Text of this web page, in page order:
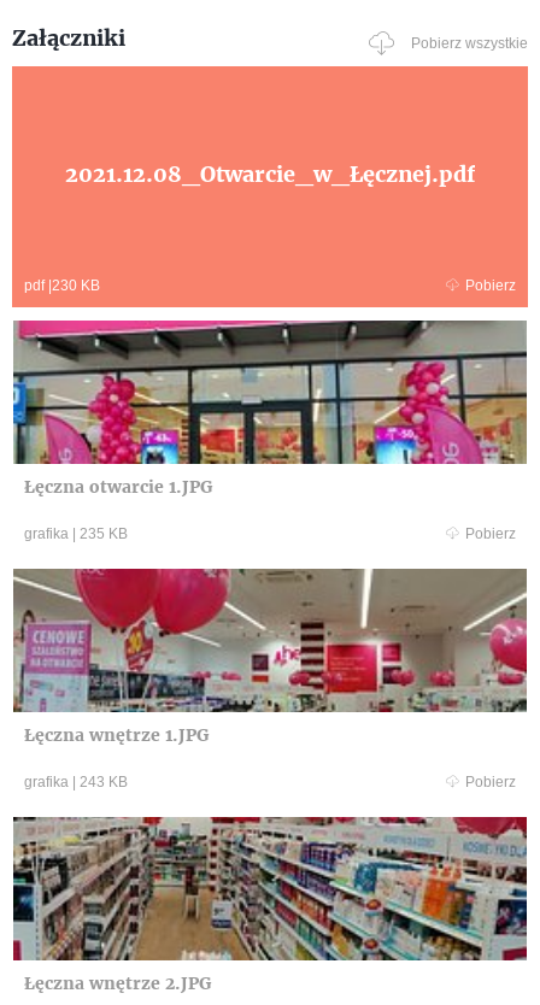
Załączniki Pobierz wszystkie
2021.12.08_Otwarcie_w_Łęcznej.pdf
pdf| 230 KB Pobierz
Łęczna otwarcie 1.JPG
grafika 235 KB Pobierz
Łęczna wnętrze 1.JPG
grafika 243 KB Pobierz
Łęczna wnętrze 2.JPG